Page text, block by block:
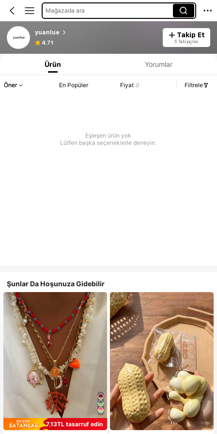
Mağazada ara
yuanlue
4.71
Takip Et
5 Takipçiler
Ürün Yorumlar
Öner En Popüler Fiyat Filtrele
Eşleşen ürün yok
Lütfen başka seçeneklerle deneyin.
Şunlar Da Hoşunuza Gidebilir
7,13TL tasarruf edin